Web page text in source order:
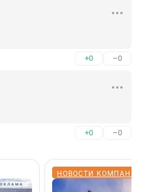
+0 –0
+0 –0
НОВОСТИ